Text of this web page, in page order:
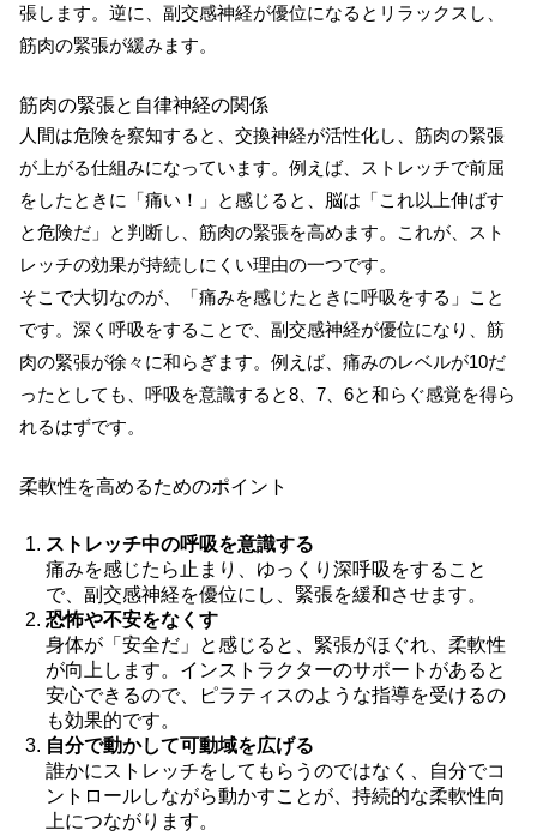
張します。逆に、副交感神経が優位になるとリラックスし、
筋肉の緊張が緩みます。
筋肉の緊張と自律神経の関係
人間は危険を察知すると、交換神経が活性化し、筋肉の緊張
が上がる仕組みになっています。例えば、ストレッチで前屈
をしたときに「痛い！」と感じると、脳は「これ以上伸ばす
と危険だ」と判断し、筋肉の緊張を高めます。これが、スト
レッチの効果が持続しにくい理由の一つです。
そこで大切なのが、「痛みを感じたときに呼吸をする」こと
です。深く呼吸をすることで、副交感神経が優位になり、筋
肉の緊張が徐々に和らぎます。例えば、痛みのレベルが10だ
ったとしても、呼吸を意識すると8、7、6と和らぐ感覚を得ら
れるはずです。
柔軟性を高めるためのポイント
ストレッチ中の呼吸を意識する
痛みを感じたら止まり、ゆっくり深呼吸をすること
で、副交感神経を優位にし、緊張を緩和させます。
恐怖や不安をなくす
身体が「安全だ」と感じると、緊張がほぐれ、柔軟性
が向上します。インストラクターのサポートがあると
安心できるので、ピラティスのような指導を受けるの
も効果的です。
自分で動かして可動域を広げる
誰かにストレッチをしてもらうのではなく、自分でコ
ントロールしながら動かすことが、持続的な柔軟性向
上につながります。